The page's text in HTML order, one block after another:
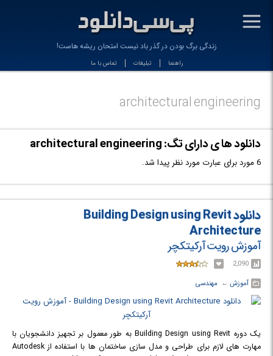
-
زندگی برگ بودن در گذر باد نیست امتحان ریشه هاست!
راهنما تبلیغات تماس با ما
architectural engineering
دانلود ها ی دارای تگ: architectural engineering
6 مورد برای عبارت مورد نظر پیدا شد.
دانلود Building Design using Revit
Architecture
آموزش رویت آرکیتکچر
2,090
آموزش ← ‏ مهندسی
یک دوره Building Design using Revit به طور معمول بر تجهیز دانشجویان با
مهارت های لازم برای طراحی و مدل سازی ساختمان ها با استفاده از Autodesk